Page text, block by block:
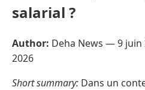
salarial ?
Author: Deha News —9 juin
2026
Short summary: Dans un